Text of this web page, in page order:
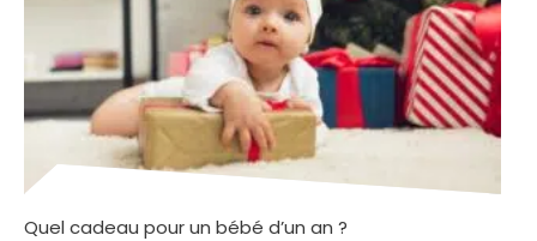
Quel cadeau pour un bébé d’un an ?